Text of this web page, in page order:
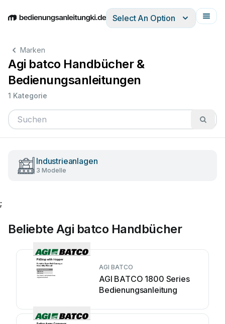
EnglishDeutschEspañolItalianoFrançais
Select An Option
Marken
Agi batco Handbücher &
Bedienungsanleitungen
1 Kategorie
Industrieanlagen
3 Modelle
;
Beliebte Agi batco Handbücher
AGI BATCO
AGI BATCO 1800 Series
Bedienungsanleitung